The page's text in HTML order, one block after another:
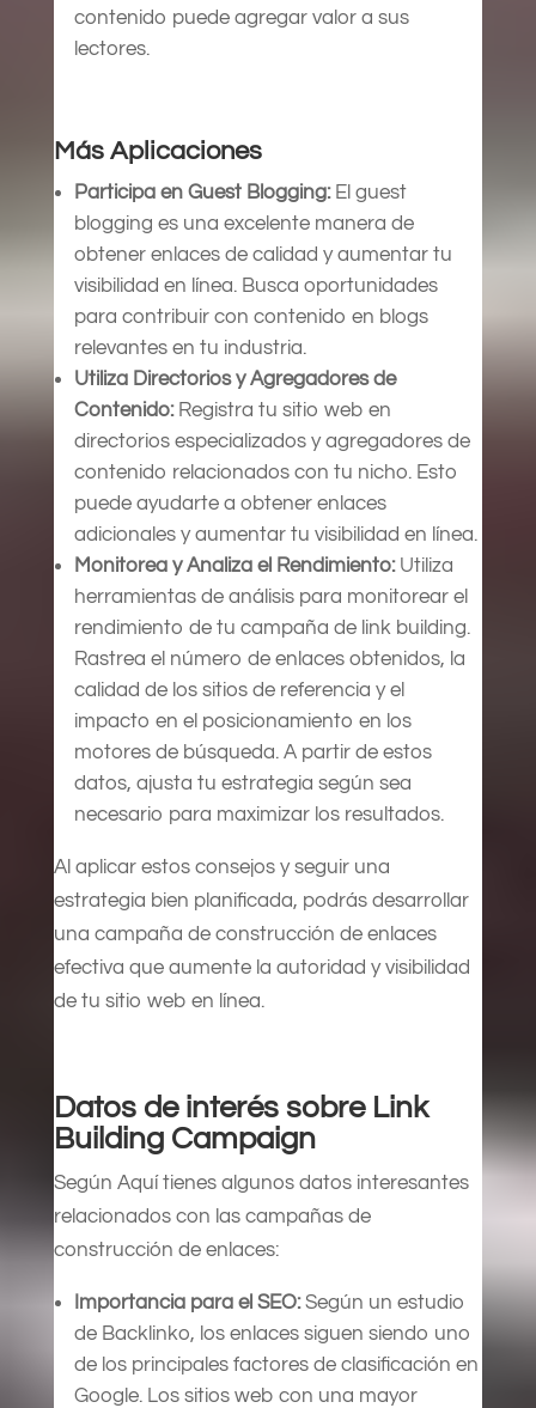
contenido puede agregar valor a sus
lectores.
Más Aplicaciones
Participa en Guest Blogging:El guest
blogging es una excelente manera de
obtener enlaces de calidad y aumentar tu
visibilidad en línea. Busca oportunidades
para contribuir con contenido en blogs
relevantes en tu industria.
Utiliza Directorios y Agregadores de
Contenido:Registra tu sitio web en
directorios especializados y agregadores de
contenido relacionados con tu nicho. Esto
puede ayudarte a obtener enlaces
adicionales y aumentar tu visibilidad en línea.
Monitorea y Analiza el Rendimiento:Utiliza
herramientas de análisis para monitorear el
rendimiento de tu campaña de link building.
Rastrea el número de enlaces obtenidos, la
calidad de los sitios de referencia y el
impacto en el posicionamiento en los
motores de búsqueda. A partir de estos
datos, ajusta tu estrategia según sea
necesario para maximizar los resultados.
Al aplicar estos consejos y seguir una
estrategia bien planificada, podrás desarrollar
una campaña de construcción de enlaces
efectiva que aumente la autoridad y visibilidad
de tu sitio web en línea.
Datos de interés sobre Link
Building Campaign
Según Aquí tienes algunos datos interesantes
relacionados con las campañas de
construcción de enlaces:
Importancia para el SEO:Según un estudio
de Backlinko, los enlaces siguen siendo uno
de los principales factores de clasificación en
Google. Los sitios web con una mayor